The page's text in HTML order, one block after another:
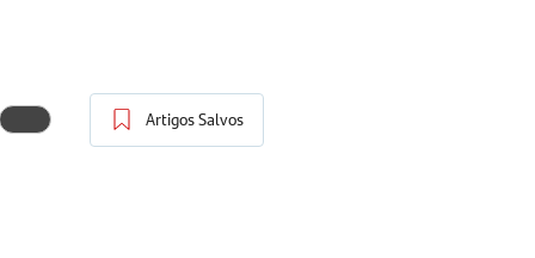
Artigos Salvos